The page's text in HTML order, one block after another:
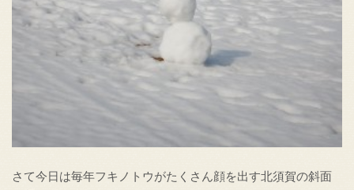
さて今日は毎年フキノトウがたくさん顔を出す北須賀の斜面